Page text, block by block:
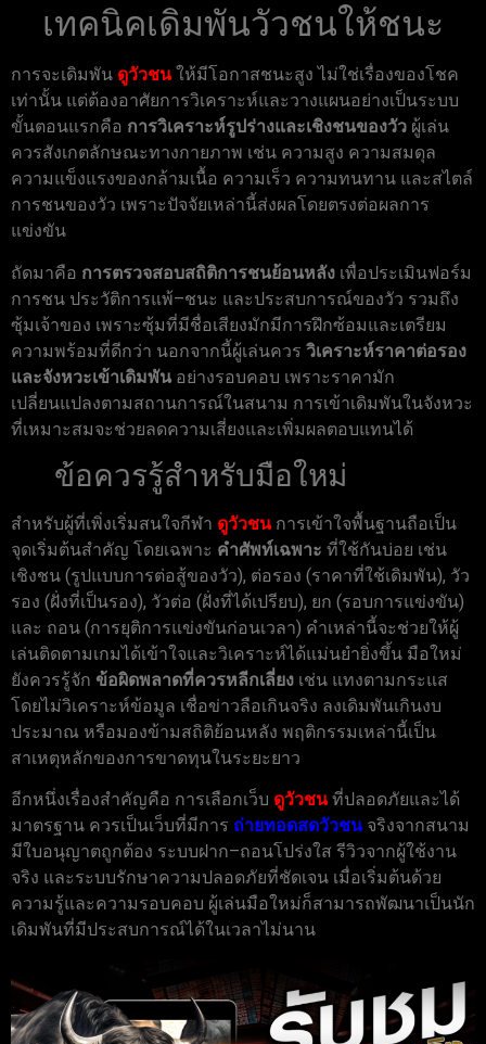
เทคนิคเดิมพันวัวชนให้ชนะ
การจะเดิมพัน ดูวัวชนให้มีโอกาสชนะสูง ไม่ใช่เรื่องของโชค
เท่านั้น แต่ต้องอาศัยการวิเคราะห์และวางแผนอย่างเป็นระบบ
ขั้นตอนแรกคือ การวิเคราะห์รูปร่างและเชิงชนของวัว ผู้เล่น
ควรสังเกตลักษณะทางกายภาพ เช่น ความสูง ความสมดุล
ความแข็งแรงของกล้ามเนื้อ ความเร็ว ความทนทาน และสไตล์
การชนของวัว เพราะปัจจัยเหล่านี้ส่งผลโดยตรงต่อผลการ
แข่งขัน
ถัดมาคือ การตรวจสอบสถิติการชนย้อนหลัง เพื่อประเมินฟอร์ม
การชน ประวัติการแพ้–ชนะ และประสบการณ์ของวัว รวมถึง
ซุ้มเจ้าของ เพราะซุ้มที่มีชื่อเสียงมักมีการฝึกซ้อมและเตรียม
ความพร้อมที่ดีกว่า นอกจากนี้ผู้เล่นควร วิเคราะห์ราคาต่อรอง
และจังหวะเข้าเดิมพัน อย่างรอบคอบ เพราะราคามัก
เปลี่ยนแปลงตามสถานการณ์ในสนาม การเข้าเดิมพันในจังหวะ
ที่เหมาะสมจะช่วยลดความเสี่ยงและเพิ่มผลตอบแทนได้
ข้อควรรู้สำหรับมือใหม่
สำหรับผู้ที่เพิ่งเริ่มสนใจกีฬา ดูวัวชนการเข้าใจพื้นฐานถือเป็น
จุดเริ่มต้นสำคัญ โดยเฉพาะ คำศัพท์เฉพาะ ที่ใช้กันบ่อย เช่น
เชิงชน (รูปแบบการต่อสู้ของวัว), ต่อรอง (ราคาที่ใช้เดิมพัน), วัว
รอง (ฝั่งที่เป็นรอง), วัวต่อ (ฝั่งที่ได้เปรียบ), ยก (รอบการแข่งขัน)
และ ถอน (การยุติการแข่งขันก่อนเวลา) คำเหล่านี้จะช่วยให้ผู้
เล่นติดตามเกมได้เข้าใจและวิเคราะห์ได้แม่นยำยิ่งขึ้น มือใหม่
ยังควรรู้จัก ข้อผิดพลาดที่ควรหลีกเลี่ยง เช่น แทงตามกระแส
โดยไม่วิเคราะห์ข้อมูล เชื่อข่าวลือเกินจริง ลงเดิมพันเกินงบ
ประมาณ หรือมองข้ามสถิติย้อนหลัง พฤติกรรมเหล่านี้เป็น
สาเหตุหลักของการขาดทุนในระยะยาว
อีกหนึ่งเรื่องสำคัญคือ การเลือกเว็บ ดูวัวชนที่ปลอดภัยและได้
มาตรฐาน ควรเป็นเว็บที่มีการ ถ่ายทอดสดวัวชนจริงจากสนาม
มีใบอนุญาตถูกต้อง ระบบฝาก–ถอนโปร่งใส รีวิวจากผู้ใช้งาน
จริง และระบบรักษาความปลอดภัยที่ชัดเจน เมื่อเริ่มต้นด้วย
ความรู้และความรอบคอบ ผู้เล่นมือใหม่ก็สามารถพัฒนาเป็นนัก
เดิมพันที่มีประสบการณ์ได้ในเวลาไม่นาน